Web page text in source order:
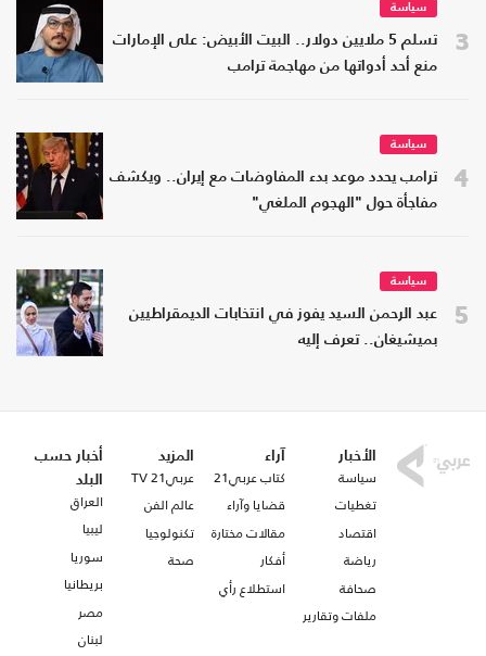
3
سياسة
تسلم 5 ملايين دولار.. البيت الأبيض: على الإمارات
منع أحد أدواتها من مهاجمة ترامب
4
سياسة
ترامب يحدد موعد بدء المفاوضات مع إيران.. ويكشف
مفاجأة حول "الهجوم الملغي"
5
سياسة
عبد الرحمن السيد يفوز في انتخابات الديمقراطيين
بميشيغان.. تعرف إليه
الأخبار
سياسة
تغطيات
اقتصاد
رياضة
صحافة
ملفات وتقارير
آراء
كتاب عربي21
قضايا وآراء
مقالات مختارة
أفكار
استطلاع رأي
المزيد
عربي21 TV
عالم الفن
تكنولوجيا
صحة
أخبار حسب
البلد
العراق
ليبيا
سوريا
بريطانيا
مصر
لبنان